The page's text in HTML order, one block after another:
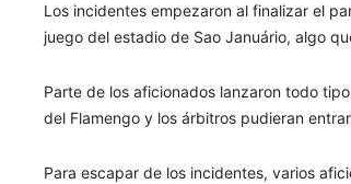
Los incidentes empezaron al finalizar el
juego del estadio de Sao Januário, algo
Parte de los aficionados lanzaron todo
del Flamengo y los árbitros pudieran
Para escapar de los incidentes, varios